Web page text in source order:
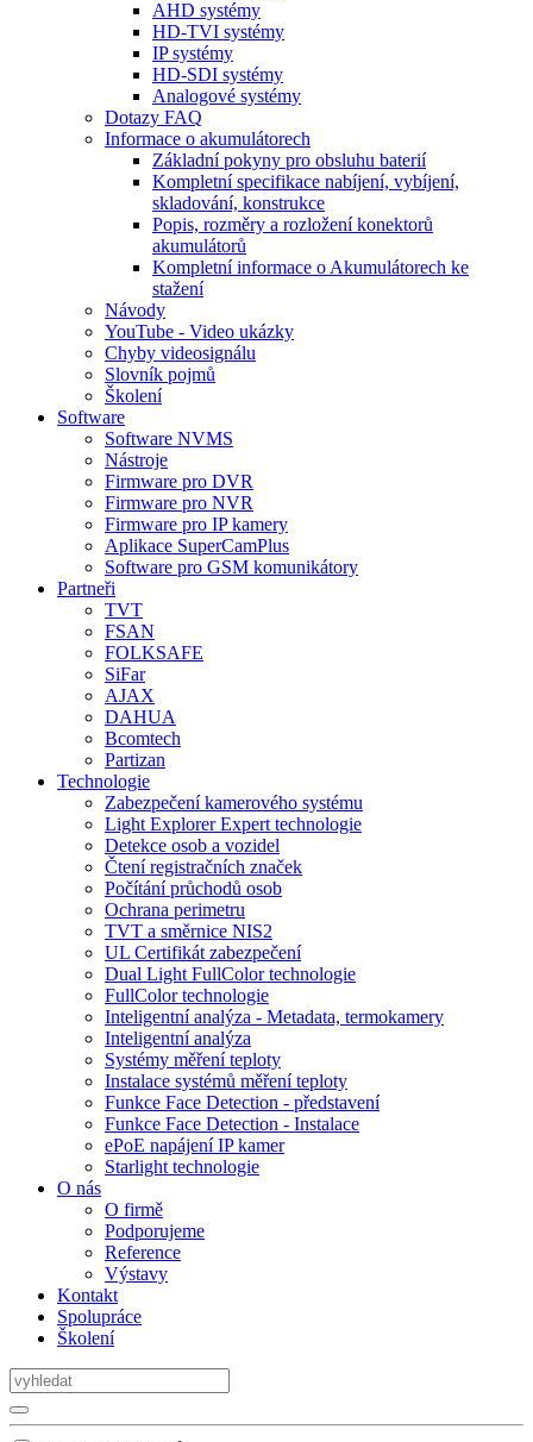
AHD systémy
HD-TVI systémy
IP systémy
HD-SDI systémy
Analogové systémy
Dotazy FAQ
Informace o akumulátorech
Základní pokyny pro obsluhu baterií
Kompletní specifikace nabíjení, vybíjení,
skladování, konstrukce
Popis, rozměry a rozložení konektorů
akumulátorů
Kompletní informace o Akumulátorech ke
stažení
Návody
YouTube - Video ukázky
Chyby videosignálu
Slovník pojmů
Školení
Software
Software NVMS
Nástroje
Firmware pro DVR
Firmware pro NVR
Firmware pro IP kamery
Aplikace SuperCamPlus
Software pro GSM komunikátory
Partneři
TVT
FSAN
FOLKSAFE
SiFar
AJAX
DAHUA
Bcomtech
Partizan
Technologie
Zabezpečení kamerového systému
Light Explorer Expert technologie
Detekce osob a vozidel
Čtení registračních značek
Počítání průchodů osob
Ochrana perimetru
TVT a směrnice NIS2
UL Certifikát zabezpečení
Dual Light FullColor technologie
FullColor technologie
Inteligentní analýza - Metadata, termokamery
Inteligentní analýza
Systémy měření teploty
Instalace systémů měření teploty
Funkce Face Detection - představení
Funkce Face Detection - Instalace
ePoE napájení IP kamer
Starlight technologie
O nás
O firmě
Podporujeme
Reference
Výstavy
Kontakt
Spolupráce
Školení